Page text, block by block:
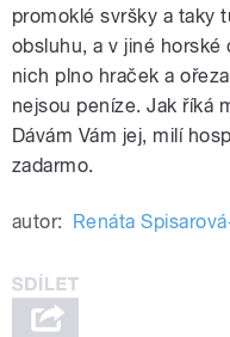
promoklé svršky a taky
obsluhu, a v jiné
nich plno hraček a
nejsou peníze. Jak říká
Dávám Vám jej, milí
zadarmo.
autor: Renáta